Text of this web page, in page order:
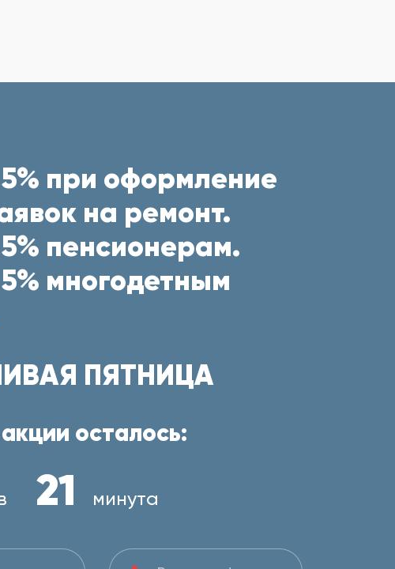
при оформление
на ремонт.
пенсионерам.
многодетным
ПЯТНИЦА
осталось:
21 минута